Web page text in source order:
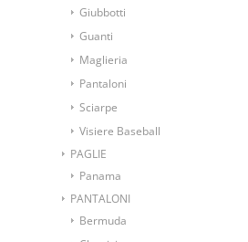
Giubbotti
Guanti
Maglieria
Pantaloni
Sciarpe
Visiere Baseball
PAGLIE
Panama
PANTALONI
Bermuda